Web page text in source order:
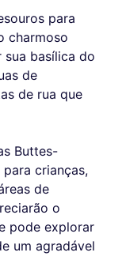
para
charmoso
basílica do
de
de rua que
Buttes-
crianças,
de
o
pode explorar
um agradável